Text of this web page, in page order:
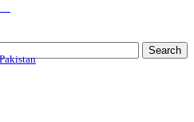
Pakistan